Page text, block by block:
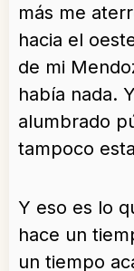
más me
hacia el
de mi
había nada.
alumbrado
tampoco
Y eso es lo
hace un
un tiempo